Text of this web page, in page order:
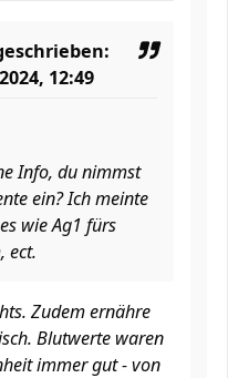
12:49
Info, du nimmst
ein? Ich meinte
wie Ag1 fürs
ect.
Zudem ernähre
Blutwerte waren
immer gut - von